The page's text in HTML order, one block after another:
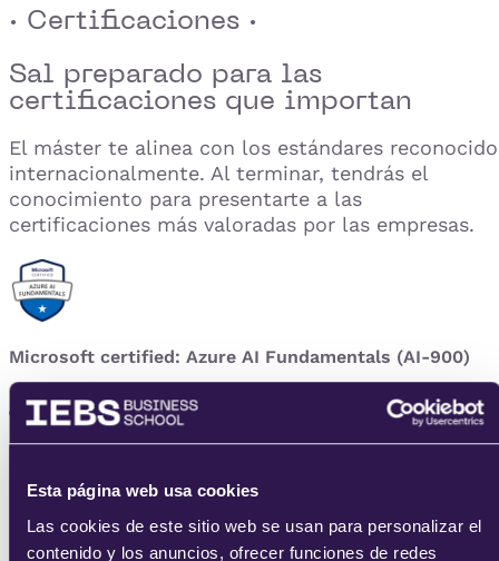
Esta página web usa cookies
Las cookies de este sitio web se usan para personalizar el
contenido y los anuncios, ofrecer funciones de redes
· Certificaciones ·
Sal preparado para las
certificaciones que importan
El máster te alinea con los estándares
internacionalmente. Al terminar, tendrás el
conocimiento para presentarte a las
certificaciones más valoradas por las empresas.
Microsoft certified: Azure AI Fundamentals (AI-900)
¿Buscas alguna de estas certificaciones?